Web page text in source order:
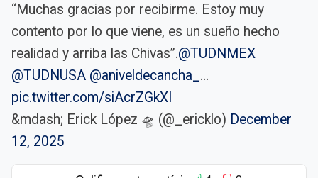
“Muchas gracias por recibirme. Estoy muy
contento por lo que viene, es un sueño hecho
realidad y arriba las Chivas”.@TUDNMEX
@TUDNUSA @aniveldecancha_ …
pic.twitter.com/siAcrZGkXI
&mdash; Erick López 🛸 (@_ericklo) December
12, 2025